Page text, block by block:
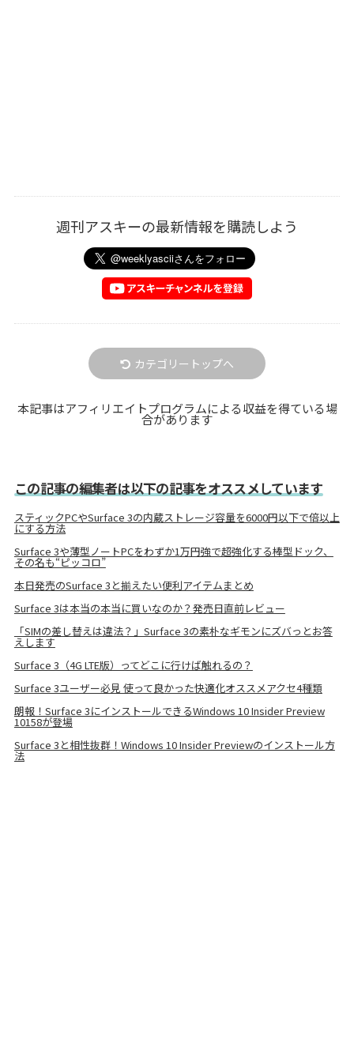
週刊アスキーの最新情報を購読しよう
カテゴリートップへ
本記事はアフィリエイトプログラムによる収益を得ている場
合があります
この記事の編集者は以下の記事をオススメしています
スティックPCやSurface 3の内蔵ストレージ容量を6000円以下で倍以上
にする方法
Surface 3や薄型ノートPCをわずか1万円強で超強化する棒型ドック、
その名も“ピッコロ”
本日発売のSurface 3と揃えたい便利アイテムまとめ
Surface 3は本当の本当に買いなのか？発売日直前レビュー
「SIMの差し替えは違法？」Surface 3の素朴なギモンにズバっとお答
えします
Surface 3（4G LTE版）ってどこに行けば触れるの？
Surface 3ユーザー必見 使って良かった快適化オススメアクセ4種類
朗報！Surface 3にインストールできるWindows 10 Insider Preview
10158が登場
Surface 3と相性抜群！Windows 10 Insider Previewのインストール方
法